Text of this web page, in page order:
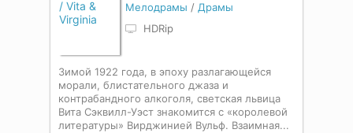
Мелодрамы / Драмы
HDRip
Зимой 1922 года, в эпоху разлагающейся
морали, блистательного джаза и
контрабандного алкоголя, светская львица
Вита Сэквилл-Уэст знакомится с «королевой
литературы» Вирджинией Вульф. Взаимная...